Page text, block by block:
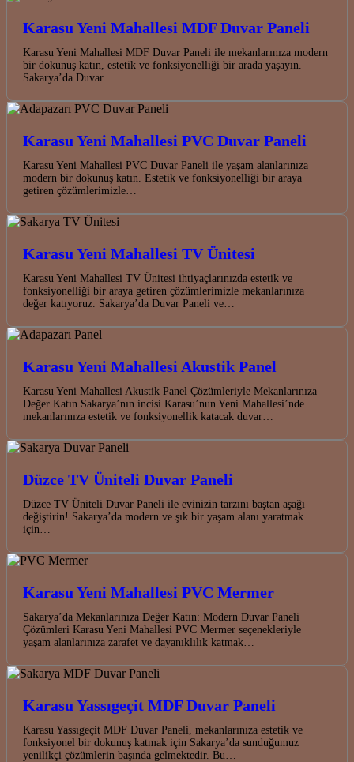
Karasu Yeni Mahallesi MDF Duvar Paneli
Karasu Yeni Mahallesi MDF Duvar Paneli ile mekanlarınıza modern
bir dokunuş katın, estetik ve fonksiyonelliği bir arada yaşayın.
Sakarya’da Duvar…
Karasu Yeni Mahallesi PVC Duvar Paneli
Karasu Yeni Mahallesi PVC Duvar Paneli ile yaşam alanlarınıza
modern bir dokunuş katın. Estetik ve fonksiyonelliği bir araya
getiren çözümlerimizle…
Karasu Yeni Mahallesi TV Ünitesi
Karasu Yeni Mahallesi TV Ünitesi ihtiyaçlarınızda estetik ve
fonksiyonelliği bir araya getiren çözümlerimizle mekanlarınıza
değer katıyoruz. Sakarya’da Duvar Paneli ve…
Karasu Yeni Mahallesi Akustik Panel
Karasu Yeni Mahallesi Akustik Panel Çözümleriyle Mekanlarınıza
Değer Katın Sakarya’nın incisi Karasu’nun Yeni Mahallesi’nde
mekanlarınıza estetik ve fonksiyonellik katacak duvar…
Düzce TV Üniteli Duvar Paneli
Düzce TV Üniteli Duvar Paneli ile evinizin tarzını baştan aşağı
değiştirin! Sakarya’da modern ve şık bir yaşam alanı yaratmak
için…
Karasu Yeni Mahallesi PVC Mermer
Sakarya’da Mekanlarınıza Değer Katın: Modern Duvar Paneli
Çözümleri Karasu Yeni Mahallesi PVC Mermer seçenekleriyle
yaşam alanlarınıza zarafet ve dayanıklılık katmak…
Karasu Yassıgeçit MDF Duvar Paneli
Karasu Yassıgeçit MDF Duvar Paneli, mekanlarınıza estetik ve
fonksiyonel bir dokunuş katmak için Sakarya’da sunduğumuz
yenilikçi çözümlerin başında gelmektedir. Bu…